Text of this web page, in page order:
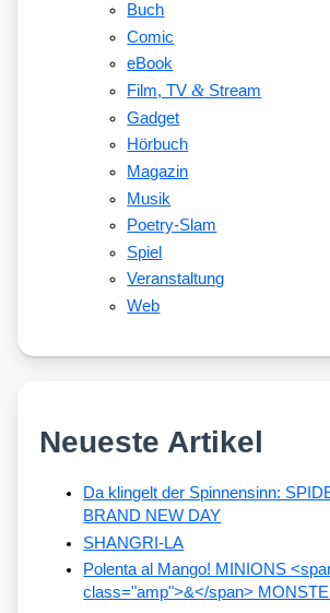
Buch
Comic
eBook
Film, TV&Stream
Gadget
Hörbuch
Magazin
Musik
Poetry-Slam
Spiel
Veranstaltung
Web
Neueste Artikel
Da klingelt der Spinnensinn:
BRAND NEW DAY
SHANGRI-LA
Polenta al Mango! MINIONS
class="amp">&</span>